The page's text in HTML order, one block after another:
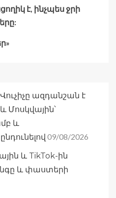
է, ինչպես ջրի
ազդանշան է
Մոսկվային՝
և
09/08/2026
և TikTok-ին
և փաստերի